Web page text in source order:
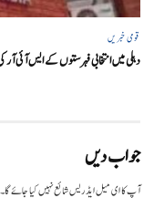
قومی خبریں
دہلی میں انتخابی فہرستوں کے ایس آئی آر
جواب دیں
آپ کا ای میل ایڈریس شائع نہیں کیا جائے گا۔